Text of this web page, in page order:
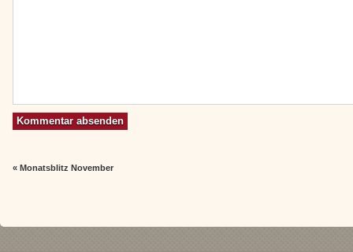
«Monatsblitz November